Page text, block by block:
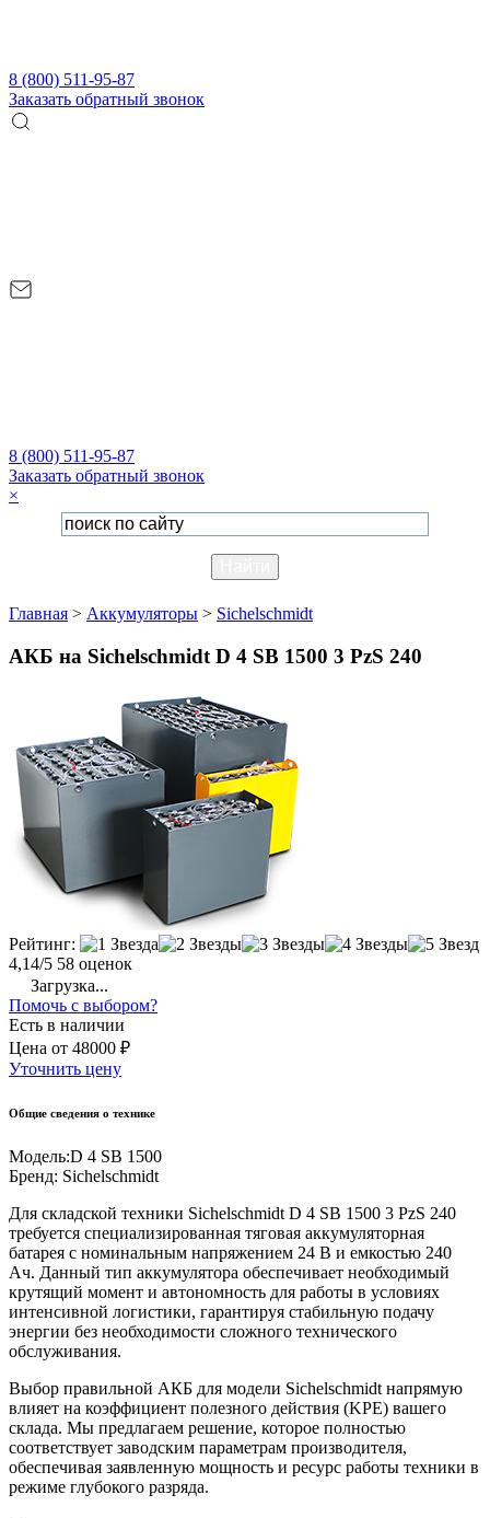
8 (800) 511-95-87
Заказать обратный звонок
8 (800) 511-95-87
Заказать обратный звонок
×
Главная > Аккумуляторы > Sichelschmidt
АКБ на Sichelschmidt D 4 SB 1500 3 PzS 240
Рейтинг:
4,14/5 58 оценок
Загрузка...
Помочь с выбором?
Есть в наличии
Цена от 48000 ₽
Уточнить цену
Общие сведения о технике
Модель:D 4 SB 1500
Бренд: Sichelschmidt
Для складской техники Sichelschmidt D 4 SB 1500 3 PzS 240
требуется специализированная тяговая аккумуляторная
батарея с номинальным напряжением 24 В и емкостью 240
Ач. Данный тип аккумулятора обеспечивает необходимый
крутящий момент и автономность для работы в условиях
интенсивной логистики, гарантируя стабильную подачу
энергии без необходимости сложного технического
обслуживания.
Выбор правильной АКБ для модели Sichelschmidt напрямую
влияет на коэффициент полезного действия (KPE) вашего
склада. Мы предлагаем решение, которое полностью
соответствует заводским параметрам производителя,
обеспечивая заявленную мощность и ресурс работы техники в
режиме глубокого разряда.